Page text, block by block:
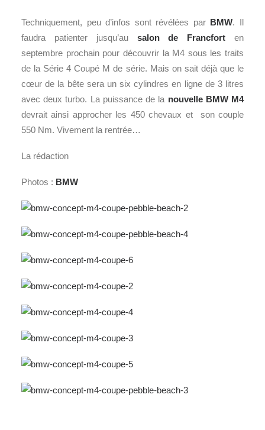
Techniquement, peu d’infos sont révélées par BMW. Il
faudra patienter jusqu’au salon de Francfort en
septembre prochain pour découvrir la M4 sous les traits
de la Série 4 Coupé M de série. Mais on sait déjà que le
cœur de la bête sera un six cylindres en ligne de 3 litres
avec deux turbo. La puissance de la nouvelle BMW M4
devrait ainsi approcher les 450 chevaux et son couple
550 Nm. Vivement la rentrée…
La rédaction
Photos : BMW